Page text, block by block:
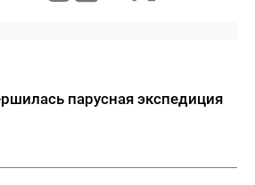
парусная экспедиция